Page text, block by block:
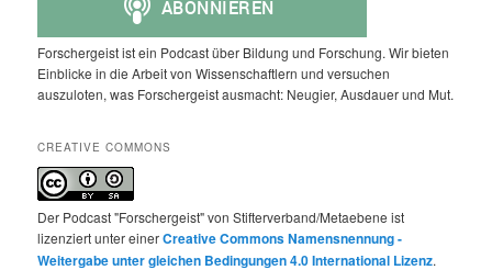
Forschergeist ist ein Podcast über Bildung und Forschung. Wir bieten
Einblicke in die Arbeit von Wissenschaftlern und versuchen
auszuloten, was Forschergeist ausmacht: Neugier, Ausdauer und Mut.
CREATIVE COMMONS
Der Podcast "Forschergeist" von Stifterverband/Metaebene ist
lizenziert unter einerCreative Commons Namensnennung -
Weitergabe unter gleichen Bedingungen 4.0 International Lizenz.